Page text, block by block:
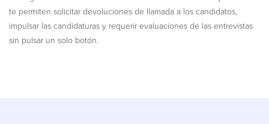
te permiten solicitar devoluciones de llamada a los candidatos,
impulsar las candidaturas y requerir evaluaciones de las entrevistas
sin pulsar un solo botón.